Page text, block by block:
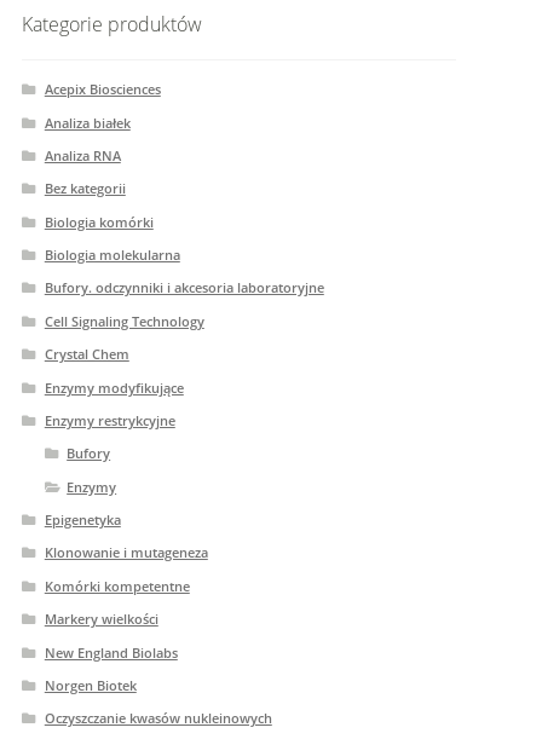
Kategorie produktów
Acepix Biosciences
Analiza białek
Analiza RNA
Bez kategorii
Biologia komórki
Biologia molekularna
Bufory. odczynniki i akcesoria laboratoryjne
Cell Signaling Technology
Crystal Chem
Enzymy modyfikujące
Enzymy restrykcyjne
Bufory
Enzymy
Epigenetyka
Klonowanie i mutageneza
Komórki kompetentne
Markery wielkości
New England Biolabs
Norgen Biotek
Oczyszczanie kwasów nukleinowych